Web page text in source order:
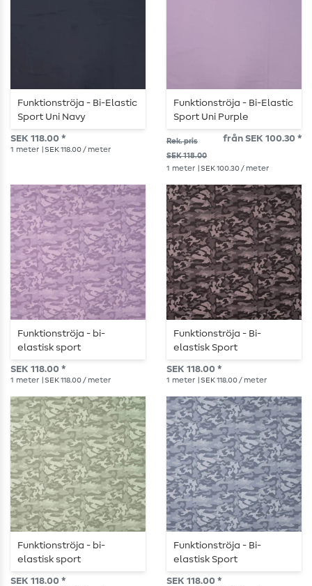
Funktionströja - Bi-Elastic
Sport Uni Navy
SEK 118.00 *
1 meter | SEK 118.00 / meter
Funktionströja - Bi-Elastic
Sport Uni Purple
Rek. pris
SEK 118.00
från SEK 100.30 *
1 meter | SEK 100.30 / meter
Funktionströja - bi-
elastisk sport
kamouflage lila
SEK 118.00 *
1 meter | SEK 118.00 / meter
Funktionströja - Bi-
elastisk Sport
Camouflage Svart
SEK 118.00 *
1 meter | SEK 118.00 / meter
Funktionströja - bi-
elastisk sport
kamouflage grön
SEK 118.00 *
Funktionströja - Bi-
elastisk Sport
Camouflage Blå
SEK 118.00 *